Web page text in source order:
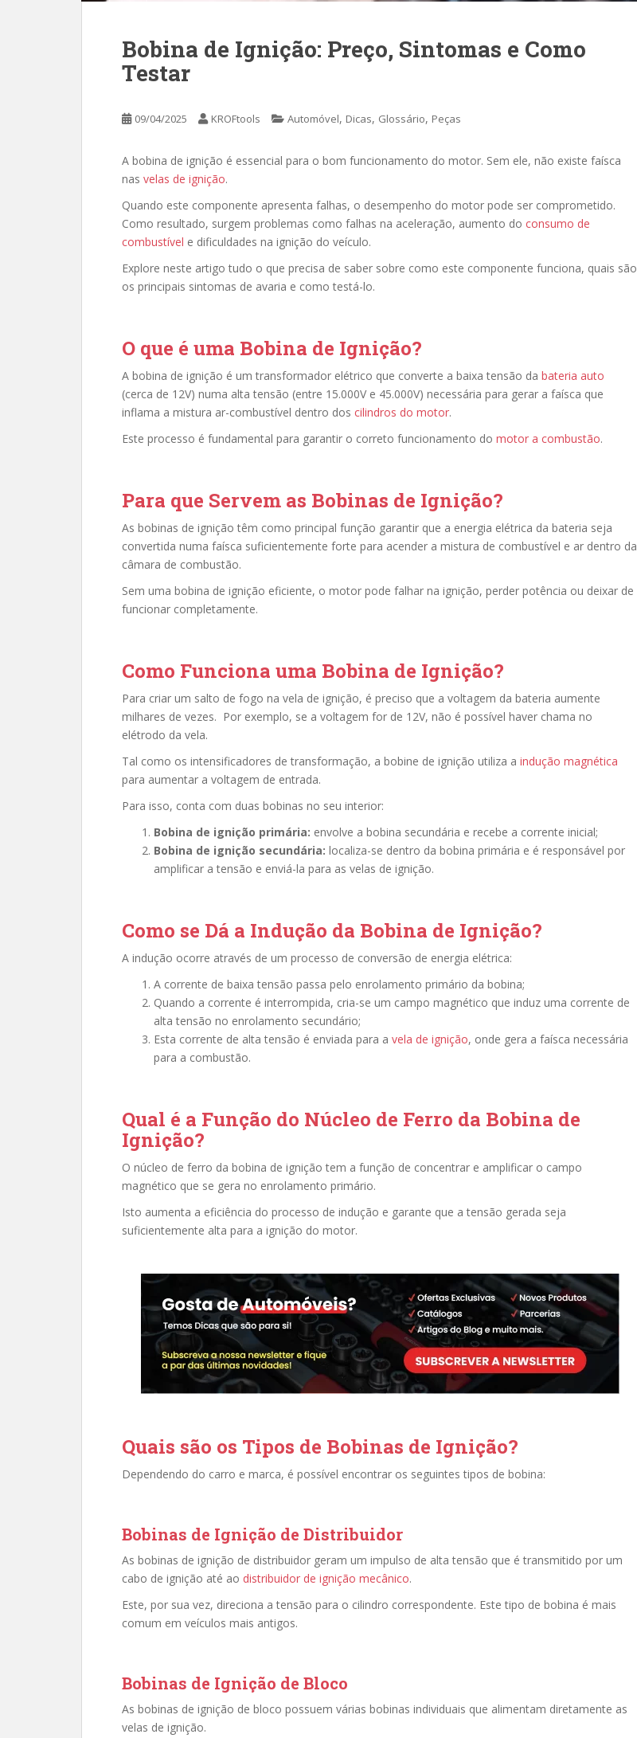
Bobina de Ignição: Preço, Sintomas e Como
Testar
09/04/2025 KROFtools Automóvel, Dicas, Glossário, Peças
A bobina de ignição é essencial para o bom funcionamento do motor. Sem ele, não existe faísca
nas velas de ignição.
Quando este componente apresenta falhas, o desempenho do motor pode ser comprometido.
Como resultado, surgem problemas como falhas na aceleração, aumento do consumo de
combustível e dificuldades na ignição do veículo.
Explore neste artigo tudo o que precisa de saber sobre como este componente funciona, quais são
os principais sintomas de avaria e como testá-lo.
O que é uma Bobina de Ignição?
A bobina de ignição é um transformador elétrico que converte a baixa tensão da bateria auto
(cerca de 12V) numa alta tensão (entre 15.000V e 45.000V) necessária para gerar a faísca que
inflama a mistura ar-combustível dentro dos cilindros do motor.
Este processo é fundamental para garantir o correto funcionamento do motor a combustão.
Para que Servem as Bobinas de Ignição?
As bobinas de ignição têm como principal função garantir que a energia elétrica da bateria seja
convertida numa faísca suficientemente forte para acender a mistura de combustível e ar dentro da
câmara de combustão.
Sem uma bobina de ignição eficiente, o motor pode falhar na ignição, perder potência ou deixar de
funcionar completamente.
Como Funciona uma Bobina de Ignição?
Para criar um salto de fogo na vela de ignição, é preciso que a voltagem da bateria aumente
milhares de vezes. Por exemplo, se a voltagem for de 12V, não é possível haver chama no
elétrodo da vela.
Tal como os intensificadores de transformação, a bobine de ignição utiliza a indução magnética
para aumentar a voltagem de entrada.
Para isso, conta com duas bobinas no seu interior:
Bobina de ignição primária: envolve a bobina secundária e recebe a corrente inicial;
Bobina de ignição secundária: localiza-se dentro da bobina primária e é responsável por
amplificar a tensão e enviá-la para as velas de ignição.
Como se Dá a Indução da Bobina de Ignição?
A indução ocorre através de um processo de conversão de energia elétrica:
A corrente de baixa tensão passa pelo enrolamento primário da bobina;
Quando a corrente é interrompida, cria-se um campo magnético que induz uma corrente de
alta tensão no enrolamento secundário;
Esta corrente de alta tensão é enviada para a vela de ignição, onde gera a faísca necessária
para a combustão.
Qual é a Função do Núcleo de Ferro da Bobina de
Ignição?
O núcleo de ferro da bobina de ignição tem a função de concentrar e amplificar o campo
magnético que se gera no enrolamento primário.
Isto aumenta a eficiência do processo de indução e garante que a tensão gerada seja
suficientemente alta para a ignição do motor.
Quais são os Tipos de Bobinas de Ignição?
Dependendo do carro e marca, é possível encontrar os seguintes tipos de bobina:
Bobinas de Ignição de Distribuidor
As bobinas de ignição de distribuidor geram um impulso de alta tensão que é transmitido por um
cabo de ignição até ao distribuidor de ignição mecânico.
Este, por sua vez, direciona a tensão para o cilindro correspondente. Este tipo de bobina é mais
comum em veículos mais antigos.
Bobinas de Ignição de Bloco
As bobinas de ignição de bloco possuem várias bobinas individuais que alimentam diretamente as
velas de ignição.